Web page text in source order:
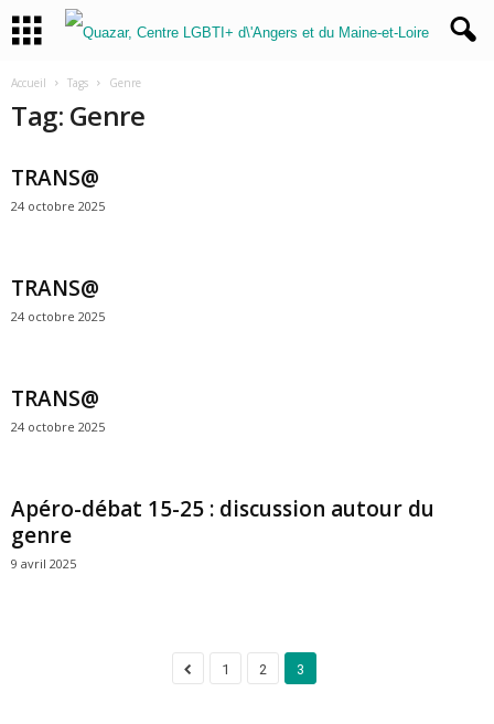
Accueil Tags Genre
Tag: Genre
TRANS@
24 octobre 2025
TRANS@
24 octobre 2025
TRANS@
24 octobre 2025
Apéro-débat 15-25 : discussion autour du
genre
9 avril 2025
1 2 3